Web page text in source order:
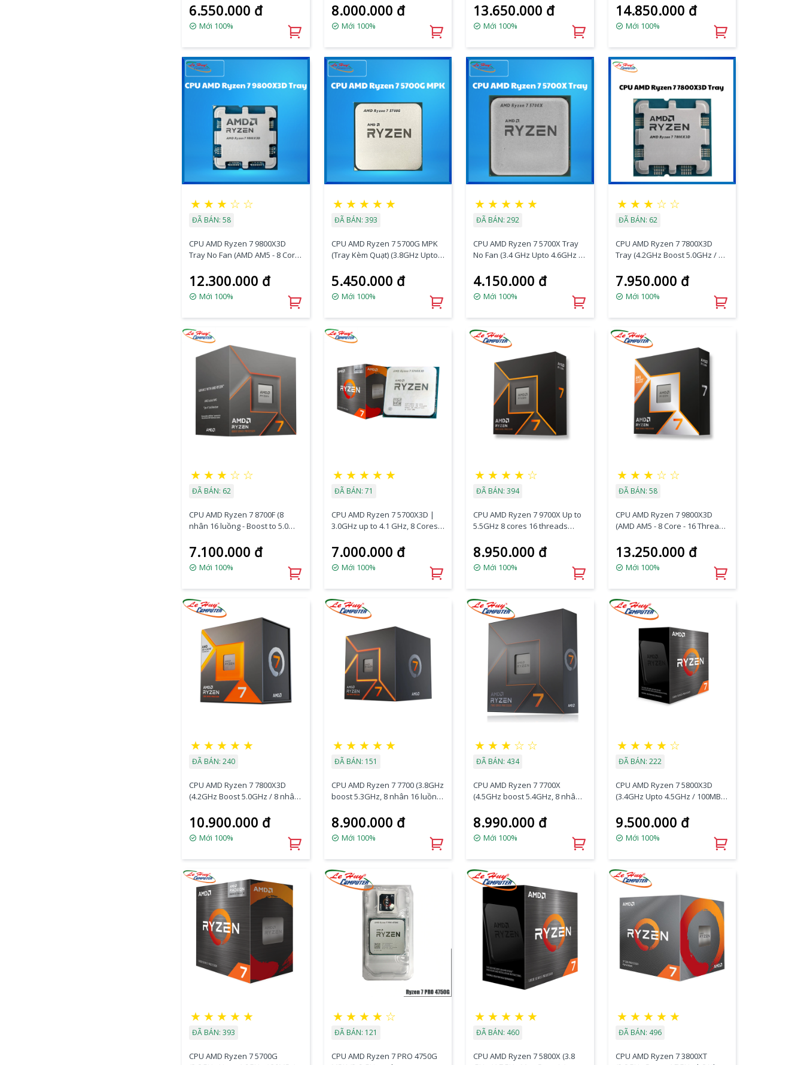
Threads / 65W / AM5) (Full VAT)
6.550.000 đ
Mới 100%
Threads / 65W / Socket AM5)
(Full VAT)
8.000.000 đ
Mới 100%
13.650.000 đ
Mới 100%
14.850.000 đ
Mới 100%
★ ★ ★ ☆ ☆
ĐÃ BÁN: 58
CPU AMD Ryzen 7 9800X3D
Tray No Fan (AMD AM5 - 8 Core
Turbo 5.2Ghz - Cache 104MB)
12.300.000 đ
Mới 100%
★ ★ ★ ★ ★
ĐÃ BÁN: 393
CPU AMD Ryzen 7 5700G MPK
(Tray Kèm Quạt) (3.8GHz Upto
Threads / 65W / Socket AM4)
5.450.000 đ
Mới 100%
★ ★ ★ ★ ★
ĐÃ BÁN: 292
CPU AMD Ryzen 7 5700X Tray
No Fan (3.4 GHz Upto 4.6GHz /
65W / Socket AM4)
4.150.000 đ
Mới 100%
★ ★ ★ ☆ ☆
ĐÃ BÁN: 62
CPU AMD Ryzen 7 7800X3D
Tray (4.2GHz Boost 5.0GHz / 8
7.950.000 đ
Mới 100%
★ ★ ★ ☆ ☆
ĐÃ BÁN: 62
CPU AMD Ryzen 7 8700F (8
nhân 16 luồng - Boost to 5.0
7.100.000 đ
Mới 100%
★ ★ ★ ★ ★
ĐÃ BÁN: 71
CPU AMD Ryzen 7 5700X3D |
3.0GHz up to 4.1 GHz, 8 Cores
7.000.000 đ
Mới 100%
★ ★ ★ ★ ☆
ĐÃ BÁN: 394
CPU AMD Ryzen 7 9700X Up to
5.5GHz 8 cores 16 threads
8.950.000 đ
Mới 100%
★ ★ ★ ☆ ☆
ĐÃ BÁN: 58
CPU AMD Ryzen 7 9800X3D
(AMD AM5 - 8 Core - 16 Thread -
Cache 104MB)
13.250.000 đ
Mới 100%
★ ★ ★ ★ ★
ĐÃ BÁN: 240
CPU AMD Ryzen 7 7800X3D
(4.2GHz Boost 5.0GHz / 8 nhân
10.900.000 đ
Mới 100%
★ ★ ★ ★ ★
ĐÃ BÁN: 151
CPU AMD Ryzen 7 7700 (3.8GHz
boost 5.3GHz, 8 nhân 16 luồng,
8.900.000 đ
Mới 100%
★ ★ ★ ☆ ☆
ĐÃ BÁN: 434
CPU AMD Ryzen 7 7700X
(4.5GHz boost 5.4GHz, 8 nhân
Socket AM5)
8.990.000 đ
Mới 100%
★ ★ ★ ★ ☆
ĐÃ BÁN: 222
CPU AMD Ryzen 7 5800X3D
(3.4GHz Upto 4.5GHz / 100MB /
Socket AM4)
9.500.000 đ
Mới 100%
★ ★ ★ ★ ★
ĐÃ BÁN: 393
CPU AMD Ryzen 7 5700G
★ ★ ★ ★ ☆
ĐÃ BÁN: 121
CPU AMD Ryzen 7 PRO 4750G
★ ★ ★ ★ ★
ĐÃ BÁN: 460
CPU AMD Ryzen 7 5800X (3.8
★ ★ ★ ★ ★
ĐÃ BÁN: 496
CPU AMD Ryzen 7 3800XT